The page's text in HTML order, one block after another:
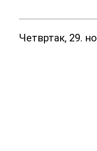
Четвртак, 29.